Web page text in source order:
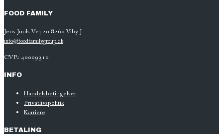
FOOD FAMILY
Jens Juuls Vej 20 8260 Viby J
info@foodfamilygroup.dk
CVR: 40009310
INFO
Handelsbetingelser
Privatlivspolitik
Karriere
BETALING